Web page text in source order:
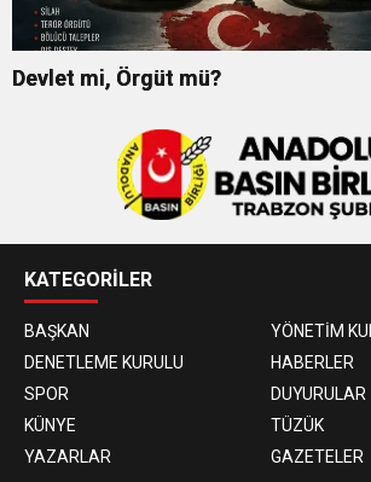
Devlet mi, Örgüt mü?
KATEGORİLER
BAŞKAN
YÖNETİM
DENETLEME KURULU
HABERLER
SPOR
DUYURULAR
KÜNYE
TÜZÜK
YAZARLAR
GAZETELER